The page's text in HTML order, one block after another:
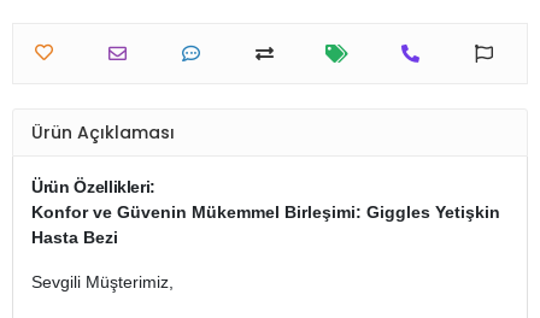
Ürün Açıklaması
Ürün Özellikleri:
Konfor ve Güvenin Mükemmel Birleşimi: Giggles Yetişkin
Hasta Bezi
Sevgili Müşterimiz,